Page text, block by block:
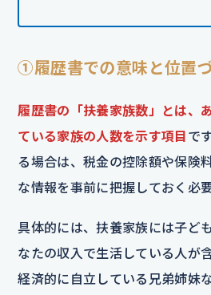
①履歴書での意味と位置
履歴書の「扶養家族数」とは、
ている家族の人数を示す項目 で
る場合は、税金の控除額や保険
な情報を事前に把握しておく必
具体的には、扶養家族には子ど
なたの収入で生活している人が
経済的に自立している兄弟姉妹